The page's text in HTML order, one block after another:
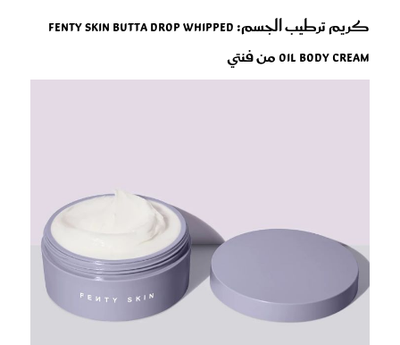
كريم ترطيب الجسم: Fenty Skin Butta Drop Whipped
Oil Body Cream من فنتي